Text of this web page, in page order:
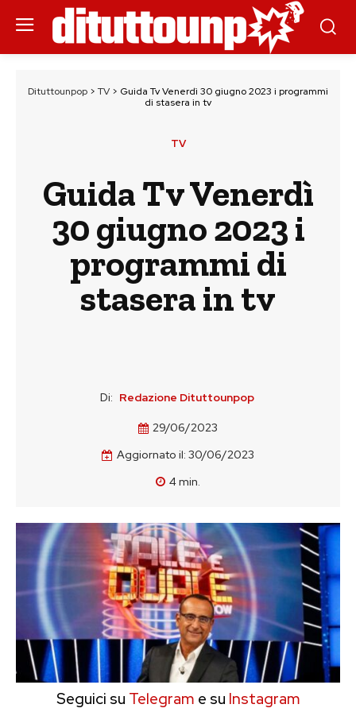
Dituttounpop > TV > Guida Tv Venerdì 30 giugno 2023 i programmi
di stasera in tv
TV
Guida Tv Venerdì
30 giugno 2023 i
programmi di
stasera in tv
Di: Redazione Dituttounpop
29/06/2023
Aggiornato il: 30/06/2023
4min.
Seguici su Telegram e su Instagram